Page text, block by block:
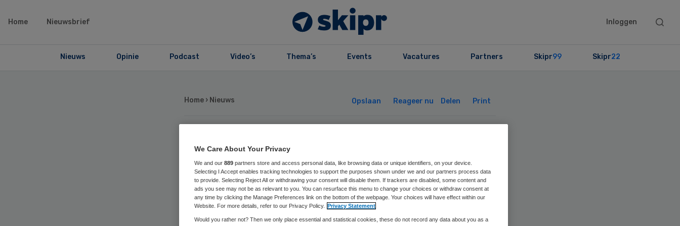
Home Nieuwsbrief Inloggen
Search
Nieuws Opinie Podcast Video’s Thema’s Events Vacatures Partners Skipr99 Skipr22
Home › Nieuws Opslaan Reageer nu Delen Print
Gezamenlijke actie
tegen voetjes tussen
de spaken
We Care About Your Privacy
We and our 889 partners store and access personal data, like browsing data or unique identifiers, on your device.
Selecting I Accept enables tracking technologies to support the purposes shown under we and our partners process data
to provide. Selecting Reject All or withdrawing your consent will disable them. If trackers are disabled, some content and
ads you see may not be as relevant to you. You can resurface this menu to change your choices or withdraw consent at
any time by clicking the Manage Preferences link on the bottom of the webpage. Your choices will have effect within our
Website. For more details, refer to our Privacy Policy.
Privacy Statement
Would you rather not? Then we only place essential and statistical cookies, these do not record any data about you as a